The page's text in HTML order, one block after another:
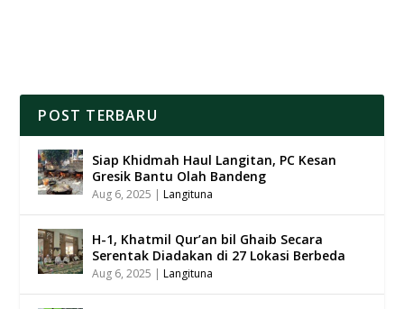
POST TERBARU
Siap Khidmah Haul Langitan, PC Kesan
Gresik Bantu Olah Bandeng
Aug 6, 2025 |Langituna
H-1, Khatmil Qur’an bil Ghaib Secara
Serentak Diadakan di 27 Lokasi Berbeda
Aug 6, 2025 |Langituna